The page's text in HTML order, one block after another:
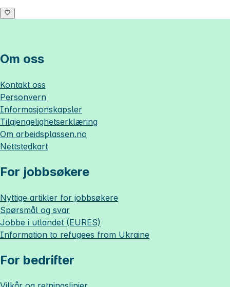
Om oss
Kontakt oss
Personvern
Informasjonskapsler
Tilgjengelighetserklæring
Om arbeidsplassen.no
Nettstedkart
For jobbsøkere
Nyttige artikler for jobbsøkere
Spørsmål og svar
Jobbe i utlandet (EURES)
Information to refugees from Ukraine
For bedrifter